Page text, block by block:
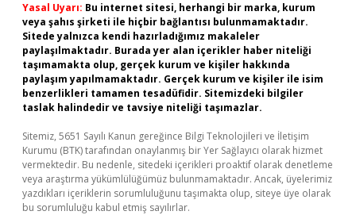
Yasal Uyarı: Bu internet sitesi, herhangi bir marka, kurum
veya şahıs şirketi ile hiçbir bağlantısı bulunmamaktadır.
Sitede yalnızca kendi hazırladığımız makaleler
paylaşılmaktadır. Burada yer alan içerikler haber niteliği
taşımamakta olup, gerçek kurum ve kişiler hakkında
paylaşım yapılmamaktadır. Gerçek kurum ve kişiler ile isim
benzerlikleri tamamen tesadüfidir. Sitemizdeki bilgiler
taslak halindedir ve tavsiye niteliği taşımazlar.
Sitemiz, 5651 Sayılı Kanun gereğince Bilgi Teknolojileri ve İletişim
Kurumu (BTK) tarafından onaylanmış bir Yer Sağlayıcı olarak hizmet
vermektedir. Bu nedenle, sitedeki içerikleri proaktif olarak denetleme
veya araştırma yükümlülüğümüz bulunmamaktadır. Ancak, üyelerimiz
yazdıkları içeriklerin sorumluluğunu taşımakta olup, siteye üye olarak
bu sorumluluğu kabul etmiş sayılırlar.